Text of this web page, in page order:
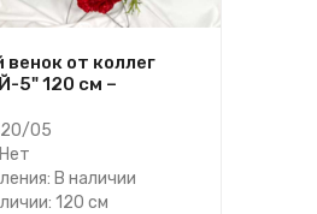
от коллег
5" 120 см –
05
В наличии
120 см